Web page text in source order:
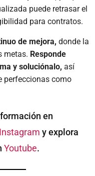
puede retrasar el
para contratos.
de mejora, donde la
metas. Responde
y soluciónalo, así
perfeccionas como
en
Instagram y explora
Youtube.